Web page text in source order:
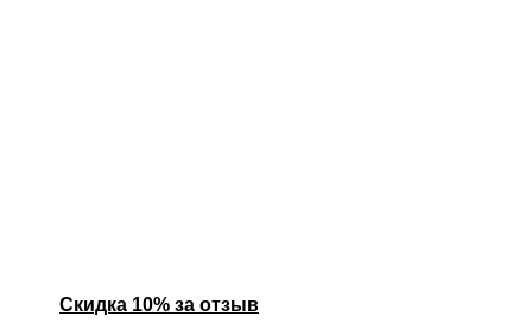
Скидка 10% за отзыв